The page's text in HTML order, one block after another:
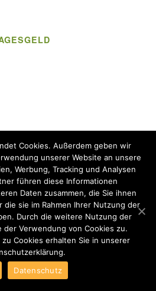
Cookies. Außerdem geben wir
unserer Website an unsere
Werbung, Tracking und Analysen
führen diese Informationen
Daten zusammen, die Sie ihnen
sie im Rahmen Ihrer Nutzung der
Durch die weitere Nutzung der
der Verwendung von Cookies zu.
Cookies erhalten Sie in unserer
Datenschutz